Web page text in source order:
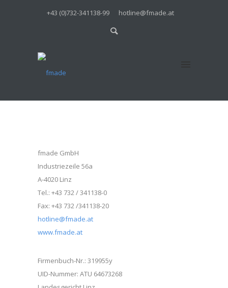
+43 (0)732-341138-99 hotline@fmade.at
fmade GmbH
Industriezeile 56a
A-4020 Linz
Tel.: +43 732 / 341138-0
Fax: +43 732 /341138-20
hotline@fmade.at
www.fmade.at
Firmenbuch-Nr.: 319955y
UID-Nummer: ATU 64673268